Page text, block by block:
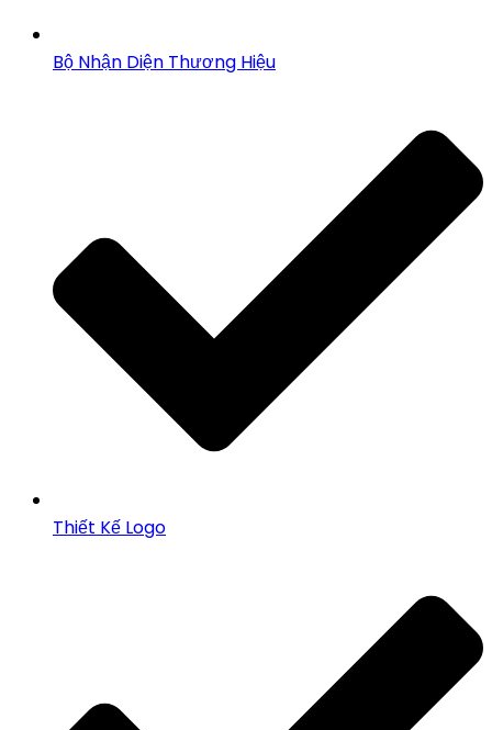
Bộ Nhận Diện Thương Hiệu
Thiết Kế Logo